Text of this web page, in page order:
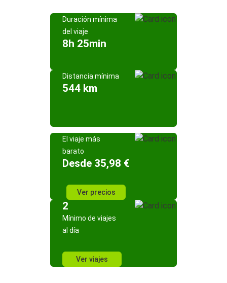
Duración mínima
del viaje
8h 25min
Distancia mínima
544 km
El viaje más
barato
Desde 35,98 €
Ver precios
2
Mínimo de viajes
al día
Ver viajes